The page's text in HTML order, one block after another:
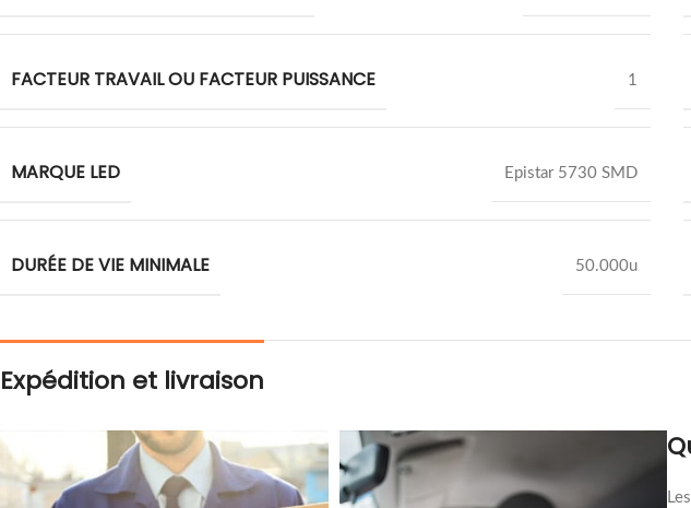
FACTEUR TRAVAIL OU FACTEUR PUISSANCE 1
MARQUE LED Epistar 5730 SMD
DURÉE DE VIE MINIMALE 50.000u
Expédition et livraison